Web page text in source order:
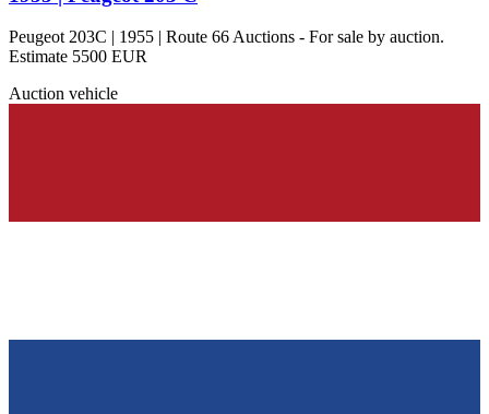
Peugeot 203C | 1955 | Route 66 Auctions - For sale by auction.
Estimate 5500 EUR
Auction vehicle